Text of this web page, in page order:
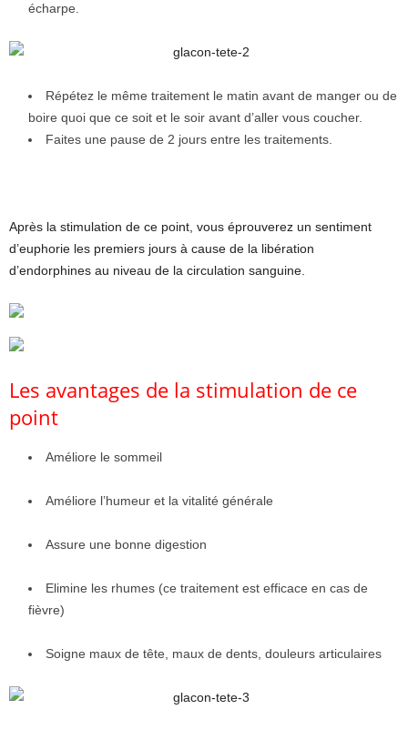
écharpe.
Répétez le même traitement le matin avant de manger ou de
boire quoi que ce soit et le soir avant d’aller vous coucher.
Faites une pause de 2 jours entre les traitements.
Après la stimulation de ce point, vous éprouverez un sentiment
d’euphorie les premiers jours à cause de la libération
d’endorphines au niveau de la circulation sanguine.
Les avantages de la stimulation de ce
point
Améliore le sommeil
Améliore l’humeur et la vitalité générale
Assure une bonne digestion
Elimine les rhumes (ce traitement est efficace en cas de
fièvre)
Soigne maux de tête, maux de dents, douleurs articulaires